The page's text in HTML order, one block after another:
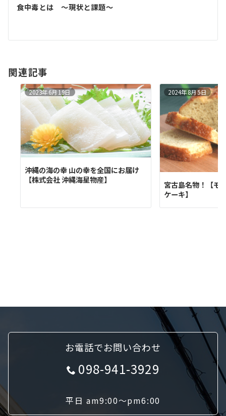
ゲ
シ
ン
食中毒とは ～現状と課題～
関連記事
2023年6月19日
沖縄の海の幸 山の幸を全国にお届け
【株式会社 沖縄海星物産】
2024年8月5日
宮古島名物！【モ
ケーキ】
お電話でお問い合わせ
098-941-3929
平日 am9:00〜pm6:00